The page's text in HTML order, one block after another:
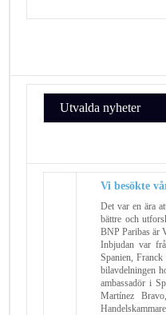
Utvalda nyheter
Vi besökte
Det var en ära
bättre och
BNP Paribas är
Inbjudan var
Spanien,
bilavdelningen
ambassadör i
Martínez